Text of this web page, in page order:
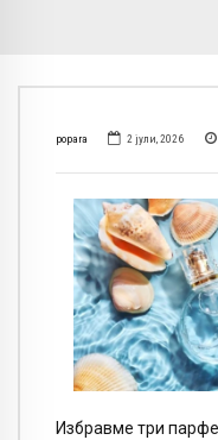
popara 2 јули, 2026
Избравме три